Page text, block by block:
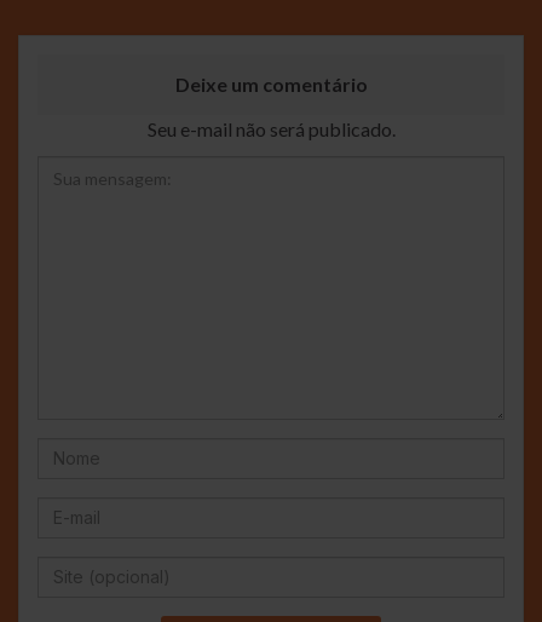
Deixe um comentário
Seu e-mail não será publicado.